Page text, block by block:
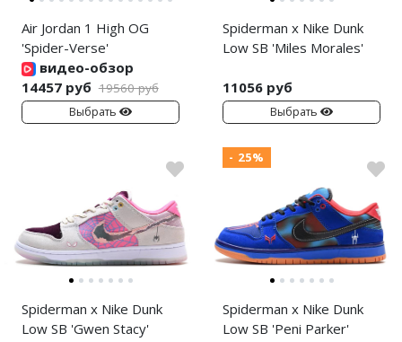
Air Jordan 1 High OG
'Spider-Verse'
видео-обзор
14457 руб 19560 руб
Выбрать
Spiderman x Nike Dunk
Low SB 'Miles Morales'
11056 руб
Выбрать
Spiderman x Nike Dunk
Low SB 'Gwen Stacy'
- 25%
Spiderman x Nike Dunk
Low SB 'Peni Parker'